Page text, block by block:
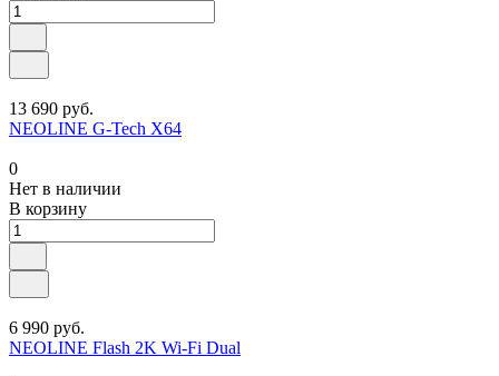
13 690 руб.
NEOLINE G-Tech X64
0
Нет в наличии
В корзину
6 990 руб.
NEOLINE Flash 2K Wi-Fi Dual